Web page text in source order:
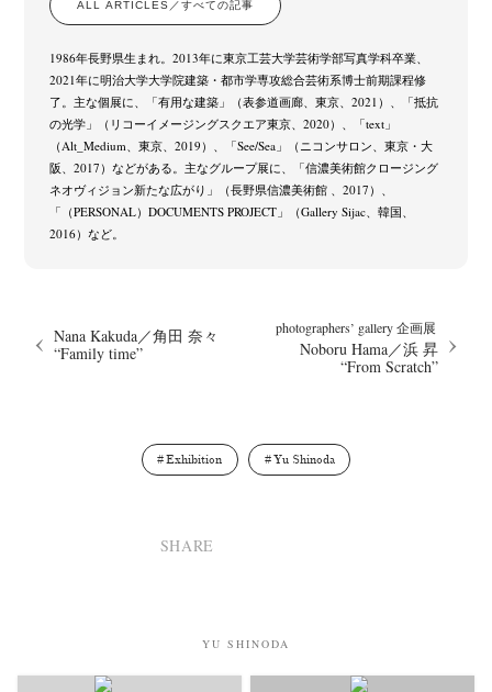
Exhibition Members Contact About
photographers' gallery File (16) photographers’ gallery press
Postwar and Shōwa-Era Presence Publication (42) Remembrance
ALL ARTICLES／すべての記事
1986年長野県生まれ。2013年に東京工芸大学芸術学部写真学科卒業、
2021年に明治大学大学院建築・都市学専攻総合芸術系博士前期課程修
了。主な個展に、「有用な建築」（表参道画廊、東京、2021）、「抵抗
の光学」（リコーイメージングスクエア東京、2020）、「text」
（Alt_Medium、東京、2019）、「See/Sea」（ニコンサロン、東京・大
阪、2017）などがある。主なグループ展に、「信濃美術館クロージング
ネオヴィジョン新たな広がり」（長野県信濃美術館 、2017）、
「（PERSONAL）DOCUMENTS PROJECT」（Gallery Sijac、韓国、
2016）など。
Nana Kakuda／角田 奈々
“Family time”
photographers’ gallery 企画展
Noboru Hama／浜 昇
“From Scratch”
Exhibition Yu Shinoda
SHARE
YU SHINODA